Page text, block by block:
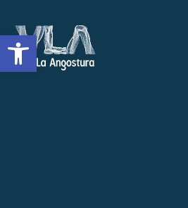
Open toolbar